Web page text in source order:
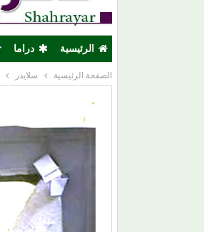
الرئيسية دراما
الصفحة الرئيسية سلايدر